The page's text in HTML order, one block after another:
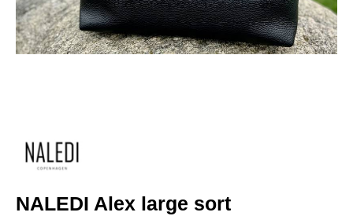
NALEDI Alex large sort